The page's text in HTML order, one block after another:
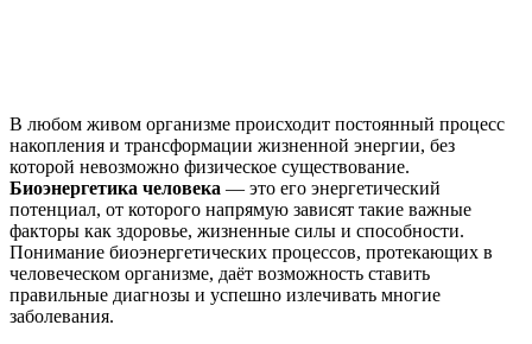
В любом живом организме происходит постоянный процесс
накопления и трансформации жизненной энергии, без
которой невозможно физическое существование.
Биоэнергетика человека — это его энергетический
потенциал, от которого напрямую зависят такие важные
факторы как здоровье, жизненные силы и способности.
Понимание биоэнергетических процессов, протекающих в
человеческом организме, даёт возможность ставить
правильные диагнозы и успешно излечивать многие
заболевания.